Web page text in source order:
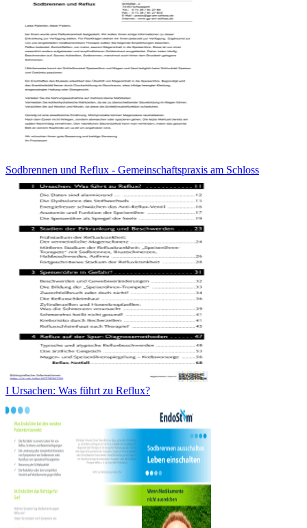
Sodbrennen und Reflux - Gemeinschaftspraxis am Schloss
I Ursachen: Was führt zu Reflux?